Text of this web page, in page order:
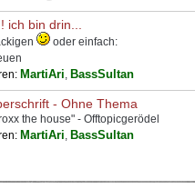
ich bin drin...
oder einfach:
MartiAri, BassSultan
- Ohne Thema
the house" - Offtopicgerödel
MartiAri, BassSultan